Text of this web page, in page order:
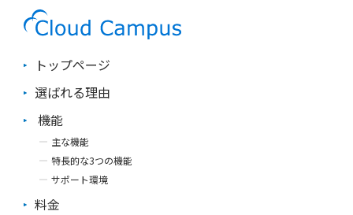
ことが想定されます。課題の発見方法や、それを他者に伝える方
法等を周囲がフィードバックすることで、徐々に力が高まってい
くでしょう。 ただしいきなり正解を教えるのではなく、本人に
える力が鍛えられないため、注意してください。 ⑤計画力 課題
の解決に向けたプロセスを明らかにし準備する力が「計画力」で
す。 作業を進めるうえでの段取りを、組み立てる力とも置き換
えられます。 計画力を伸ばすためには、納期だけを設定させる
のではなく「何をいつ、どれくらいの時間で」作業をするかを見
積もらせるようにしましょう。 そのうえで作業終了後には振り
返りを行い、その見積もりが正しかったかを検証していきます。
徐々に慣れてきたら少し難易度の高い計画を設定して、効率よく
す力が「創造力」です。 人によって得手不得手が分かれ、なお
れているのです。 社員のモチベーションが低いときは会社の組
織づくりの見直しを 社員のパフォーマンス向上に成功している
企業は、「楽しみ」「意義」「可能性」の3つのモチベーション
ンス向上に失敗している企業は、「感情的圧力」「経済的圧力」
が自発的に働きたくなる職場づくりは、特定の部署だけでは成し
得ません。企業文化の形成として捉え、人事からの積極的な働き
かけが欠かせないでしょう。 なお、モチベーションアップや人
材評価については、「知っておきたい！初めての後輩指導で使え
る「コーチングスキル」」や「今さら聞けない「人材アセスメン
ちらの記事も読まれています： 仕事の効率化はコミュニケーシ
ョンが取りやすい職場から 仕事に集中できる環境作り 参考： H
トップページ
選ばれる理由
機能
主な機能
特長的な3つの機能
サポート環境
料金